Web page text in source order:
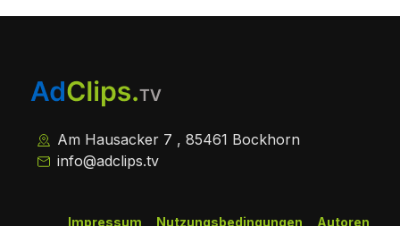
Am Hausacker 7 , 85461 Bockhorn
info@adclips.tv
Autoren
Nutzungsbedingungen
Impressum